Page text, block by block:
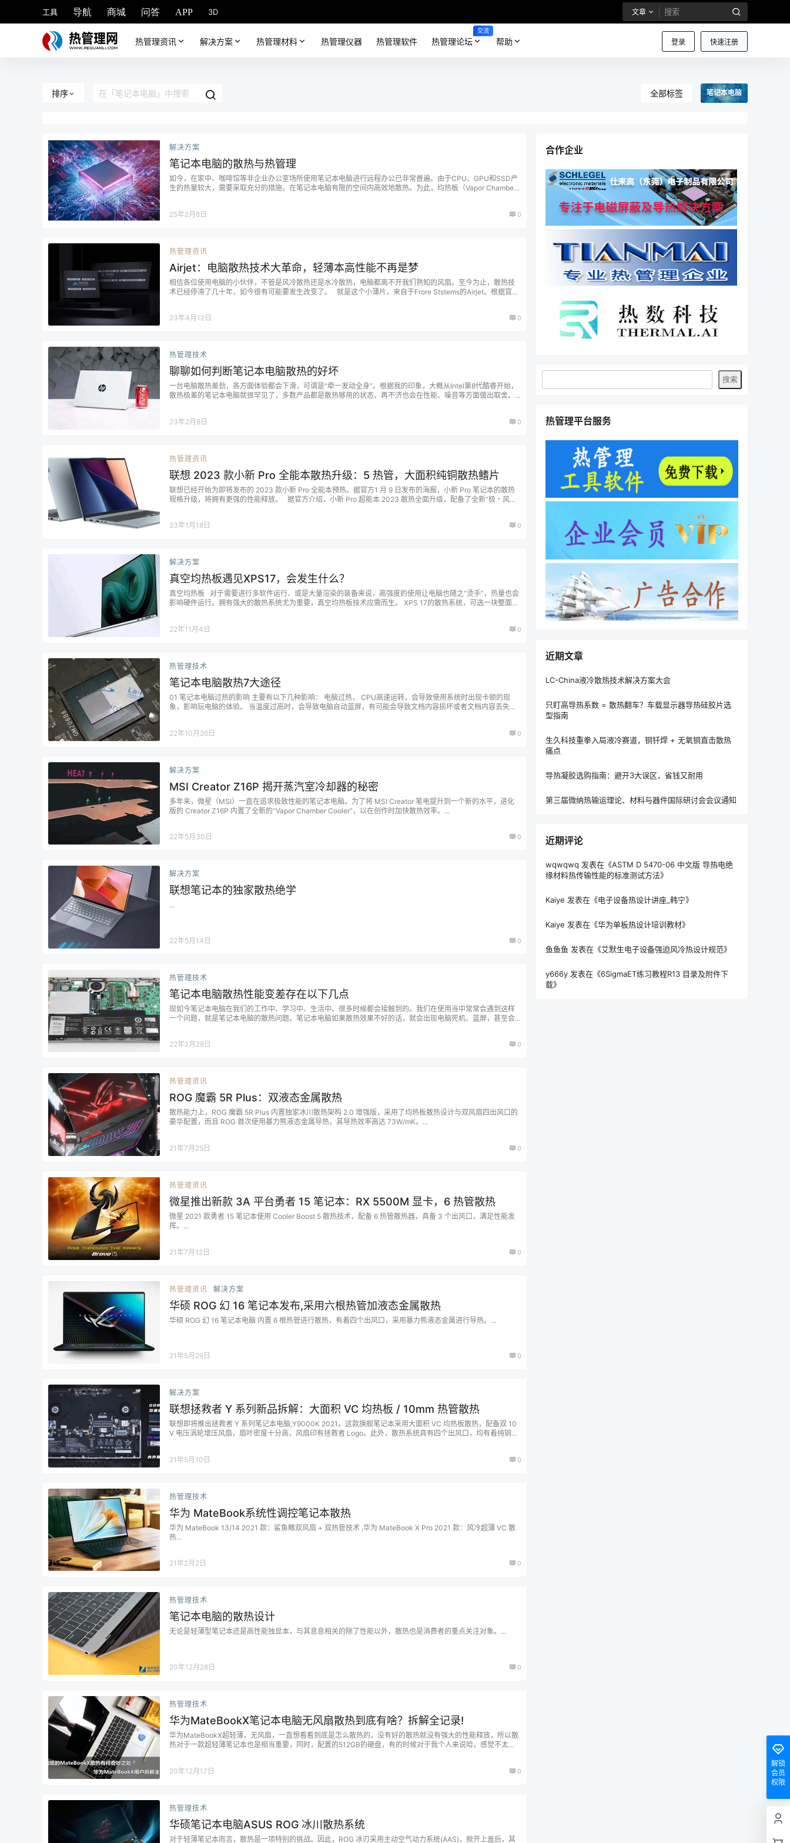
工具 导航 商城 问答 APP 3D 文章
登录 快速注册
热管理资讯 解决方案 热管理材料 热管理仪器 热管理软件 热管理论坛
交流
帮助
排序 全部标签 笔记本电脑
解决方案
笔记本电脑的散热与热管理
如今，在家中、咖啡馆等非企业办公室场所使用笔记本电脑进行远程办公已非常普遍。由于CPU、GPU和SSD产
生的热量较大，需要采取充分的措施，在笔记本电脑有限的空间内高效地散热。为此，均热板（Vapor Chamber
25年2月8日
0
热管理资讯
Airjet：电脑散热技术大革命，轻薄本高性能不再是梦
相信各位使用电脑的小伙伴，不管是风冷散热还是水冷散热，电脑都离不开我们熟知的风扇。至今为止，散热技
术已经停滞了几十年，如今很有可能要发生改变了。 就是这个小薄片，来自于Frore Ststems的Airjet。根据官方
23年4月12日
0
热管理技术
聊聊如何判断笔记本电脑散热的好坏
一台电脑散热差劲，各方面体验都会下滑，可谓是“牵一发动全身”。根据我的印象，大概从Intel第8代酷睿开始，
散热极差的笔记本电脑就很罕见了，多数产品都是散热够用的状态，再不济也会在性能、噪音等方面做出取舍。...
23年2月8日 0
热管理资讯
联想 2023 款小新 Pro 全能本散热升级：5 热管，大面积纯铜散热鳍片
联想已经开始为即将发布的 2023 款小新 Pro 全能本预热。据官方1 月 9 日发布的海报，小新 Pro 笔记本的散热
规格升级，将拥有更强的性能释放。 据官方介绍，小新 Pro 超能本 2023 散热全面升级，配备了全新“极・风神”
23年1月18日
0
解决方案
真空均热板遇见XPS17，会发生什么？
真空均热板 对于需要进行多软件运行、或是大量渲染的装备来说，高强度的使用让电脑也随之“烫手”，热量也会
影响硬件运行。拥有强大的散热系统尤为重要，真空均热板技术应需而生。 XPS 17的散热系统，可选一块整面覆
22年11月4日
0
热管理技术
笔记本电脑散热7大途径
01 笔记本电脑过热的影响 主要有以下几种影响： 电脑过热， CPU高速运转，会导致使用系统时出现卡顿的现
象，影响玩电脑的体验。 当温度过高时，会导致电脑自动蓝屏，有可能会导致文档内容损坏或者文档内容丢失。
22年10月26日
0
解决方案
MSI Creator Z16P 揭开蒸汽室冷却器的秘密
多年来，微星（MSI）一直在追求极致性能的笔记本电脑。为了将 MSI Creator 笔电提升到一个新的水平，进化
版的 Creator Z16P 内置了全新的“Vapor Chamber Cooler”，以在创作时加快散热效率。...
22年5月30日 0
解决方案
联想笔记本的独家散热绝学
...
22年5月14日 0
热管理技术
笔记本电脑散热性能变差存在以下几点
现如今笔记本电脑在我们的工作中、学习中、生活中、很多时候都会接触到的。我们在使用当中常常会遇到这样
一个问题，就是笔记本电脑的散热问题。笔记本电脑如果散热效果不好的话，就会出现电脑死机、蓝屏，甚至会
22年2月28日
0
热管理资讯
ROG 魔霸 5R Plus：双液态金属散热
散热能力上，ROG 魔霸 5R Plus 内置独家冰川散热架构 2.0 增强版，采用了均热板散热设计与双风扇四出风口的
豪华配置，而且 ROG 首次使用暴力熊液态金属导热，其导热效率高达 73W/mK。...
21年7月25日 0
热管理资讯
微星推出新款 3A 平台勇者 15 笔记本：RX 5500M 显卡，6 热管散热
微星 2021 款勇者 15 笔记本使用 Cooler Boost 5 散热技术，配备 6 热管散热器，具备 3 个出风口，满足性能发
挥。...
21年7月12日 0
热管理资讯 解决方案
华硕 ROG 幻 16 笔记本发布,采用六根热管加液态金属散热
华硕 ROG 幻 16 笔记本电脑 内置 6 根热管进行散热，有着四个出风口，采用暴力熊液态金属进行导热。...
21年5月26日 0
解决方案
联想拯救者 Y 系列新品拆解：大面积 VC 均热板 / 10mm 热管散热
联想即将推出拯救者 Y 系列笔记本电脑,Y9000K 2021。这款旗舰笔记本采用大面积 VC 均热板散热，配备双 10
V 电压涡轮增压风扇，扇叶密度十分高，风扇印有拯救者 Logo。此外，散热系统具有四个出风口，均有着纯铜散
21年5月10日
0
热管理技术
华为 MateBook系统性调控笔记本散热
华为 MateBook 13/14 2021 款：鲨鱼鳍双风扇 + 双热管技术 ,华为 MateBook X Pro 2021 款：风冷超薄 VC 散
热...
21年2月2日 0
热管理技术
笔记本电脑的散热设计
无论是轻薄型笔记本还是高性能独显本，与其息息相关的除了性能以外，散热也是消费者的重点关注对象。...
20年12月28日 0
热管理技术
华为MateBookX笔记本电脑无风扇散热到底有啥？拆解全记录!
华为MateBookX超轻薄，无风扇，一直想看看到底是怎么散热的，没有好的散热就没有强大的性能释放，所以散
热对于一款超轻薄笔记本也是相当重要，同时，配置的512GB的硬盘，有的时候对于我个人来说哈，感觉不太够
20年12月17日
0
热管理技术
华硕笔记本电脑ASUS ROG 冰川散热系统
对于轻薄笔记本而言，散热是一项特别的挑战。因此，ROG 冰刃采用主动空气动力系统(AAS)，掀开上盖后，其
合作企业
热管理平台服务
近期文章
LC-China液冷散热技术解决方案大会
只盯高导热系数 = 散热翻车？车载显示器导热硅胶片选
型指南
生久科技重拳入局液冷赛道，铜钎焊 + 无氧铜直击散热
痛点
导热凝胶选购指南：避开3大误区，省钱又耐用
第三届微纳热输运理论、材料与器件国际研讨会会议通知
近期评论
wqwqwq 发表在《ASTM D 5470-06 中文版 导热电绝
缘材料热传输性能的标准测试方法》
Kaiye 发表在《电子设备热设计讲座_韩宁》
Kaiye 发表在《华为单板热设计培训教材》
鱼鱼鱼 发表在《艾默生电子设备强迫风冷热设计规范》
y666y 发表在《6SigmaET练习教程R13 目录及附件下
载》
解锁
会员
权限